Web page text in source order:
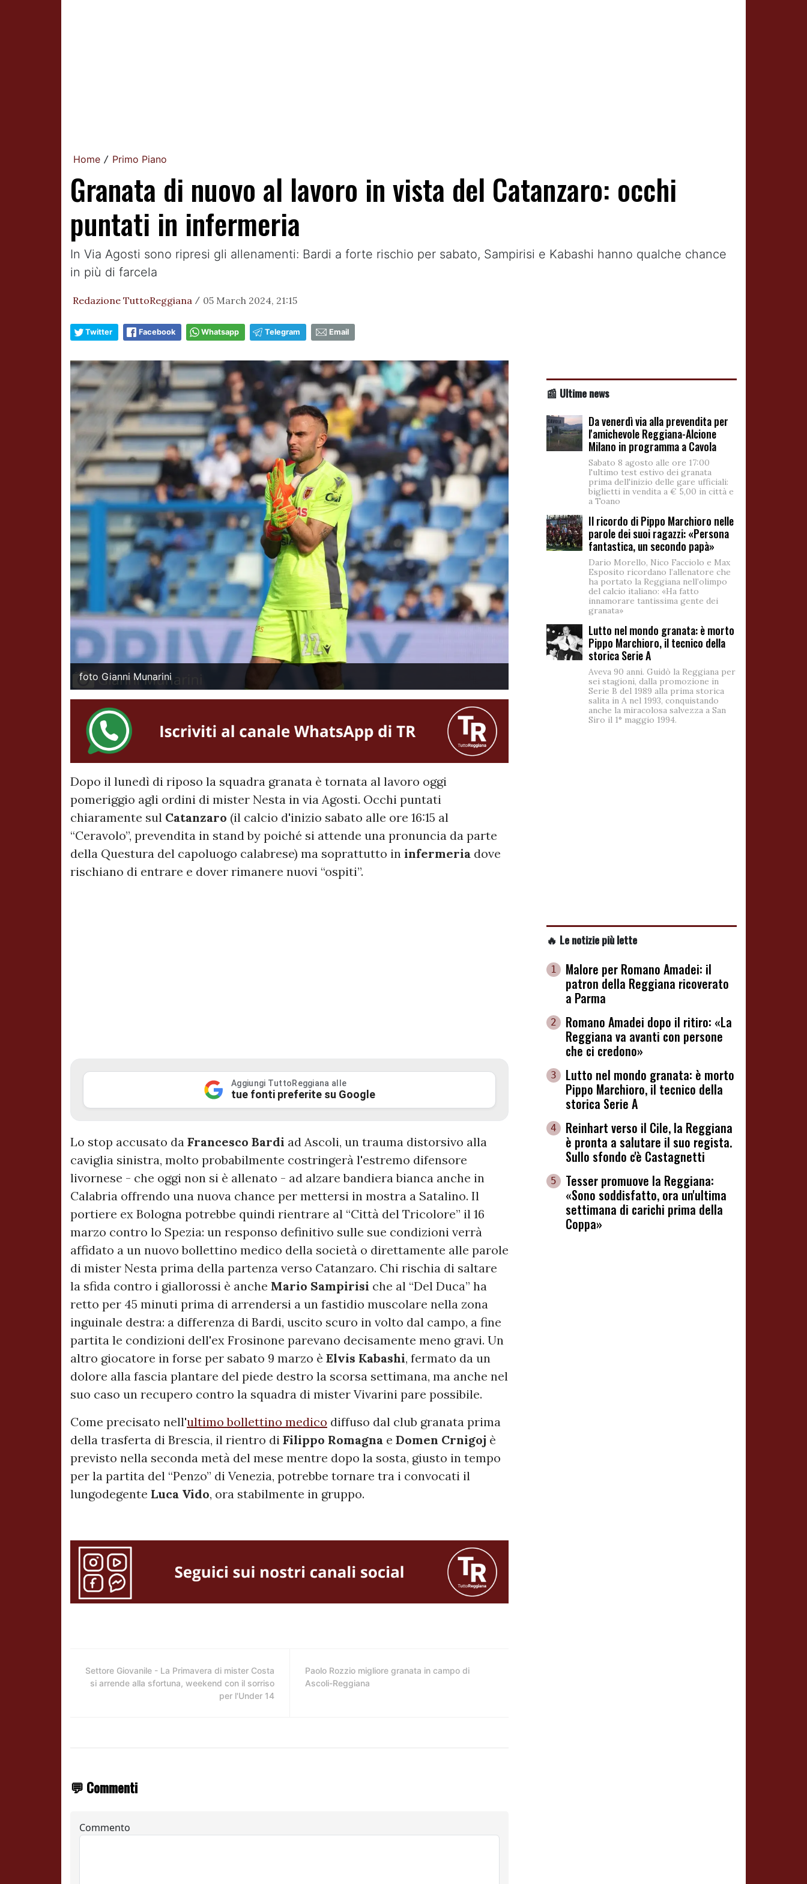
Home / Primo Piano
Granata di nuovo al lavoro in vista del Catanzaro: occhi
puntati in infermeria
In Via Agosti sono ripresi gli allenamenti: Bardi a forte rischio per sabato, Sampirisi e Kabashi hanno qualche chance
in più di farcela
Redazione TuttoReggiana / 05 March 2024, 21:15
Twitter Facebook Whatsapp Telegram Email
foto Gianni Munarini
Dopo il lunedì di riposo la squadra granata è tornata al lavoro oggi
pomeriggio agli ordini di mister Nesta in via Agosti. Occhi puntati
chiaramente sul Catanzaro (il calcio d'inizio sabato alle ore 16:15 al
“Ceravolo”, prevendita in stand by poiché si attende una pronuncia da parte
della Questura del capoluogo calabrese) ma soprattutto in infermeria dove
rischiano di entrare e dover rimanere nuovi “ospiti”.
Aggiungi TuttoReggiana alle
tue fonti preferite su Google
Lo stop accusato da Francesco Bardi ad Ascoli, un trauma distorsivo alla
caviglia sinistra, molto probabilmente costringerà l'estremo difensore
livornese - che oggi non si è allenato - ad alzare bandiera bianca anche in
Calabria offrendo una nuova chance per mettersi in mostra a Satalino. Il
portiere ex Bologna potrebbe quindi rientrare al “Città del Tricolore” il 16
marzo contro lo Spezia: un responso definitivo sulle sue condizioni verrà
affidato a un nuovo bollettino medico della società o direttamente alle parole
di mister Nesta prima della partenza verso Catanzaro. Chi rischia di saltare
la sfida contro i giallorossi è anche Mario Sampirisi che al “Del Duca” ha
retto per 45 minuti prima di arrendersi a un fastidio muscolare nella zona
inguinale destra: a differenza di Bardi, uscito scuro in volto dal campo, a fine
partita le condizioni dell'ex Frosinone parevano decisamente meno gravi. Un
altro giocatore in forse per sabato 9 marzo è Elvis Kabashi, fermato da un
dolore alla fascia plantare del piede destro la scorsa settimana, ma anche nel
suo caso un recupero contro la squadra di mister Vivarini pare possibile.
Come precisato nell'ultimo bollettino medico diffuso dal club granata prima
della trasferta di Brescia, il rientro di Filippo Romagna e Domen Crnigoj è
previsto nella seconda metà del mese mentre dopo la sosta, giusto in tempo
per la partita del “Penzo” di Venezia, potrebbe tornare tra i convocati il
lungodegente Luca Vido, ora stabilmente in gruppo.
Settore Giovanile - La Primavera di mister Costa
si arrende alla sfortuna, weekend con il sorriso
per l'Under 14
Paolo Rozzio migliore granata in campo di
Ascoli-Reggiana
💬 Commenti
📰 Ultime news
Da venerdì via alla prevendita per
l'amichevole Reggiana-Alcione
Milano in programma a Cavola
Sabato 8 agosto alle ore 17:00
l'ultimo test estivo dei granata
prima dell'inizio delle gare ufficiali:
biglietti in vendita a € 5,00 in città e
a Toano
Il ricordo di Pippo Marchioro nelle
parole dei suoi ragazzi: «Persona
fantastica, un secondo papà»
Dario Morello, Nico Facciolo e Max
Esposito ricordano l’allenatore che
ha portato la Reggiana nell’olimpo
del calcio italiano: «Ha fatto
innamorare tantissima gente dei
granata»
Lutto nel mondo granata: è morto
Pippo Marchioro, il tecnico della
storica Serie A
Aveva 90 anni. Guidò la Reggiana per
sei stagioni, dalla promozione in
Serie B del 1989 alla prima storica
salita in A nel 1993, conquistando
anche la miracolosa salvezza a San
Siro il 1° maggio 1994.
🔥 Le notizie più lette
1
Malore per Romano Amadei: il
patron della Reggiana ricoverato
a Parma
2
Romano Amadei dopo il ritiro: «La
Reggiana va avanti con persone
che ci credono»
3
Lutto nel mondo granata: è morto
Pippo Marchioro, il tecnico della
storica Serie A
4
Reinhart verso il Cile, la Reggiana
è pronta a salutare il suo regista.
Sullo sfondo c'è Castagnetti
5
Tesser promuove la Reggiana:
«Sono soddisfatto, ora un'ultima
settimana di carichi prima della
Coppa»